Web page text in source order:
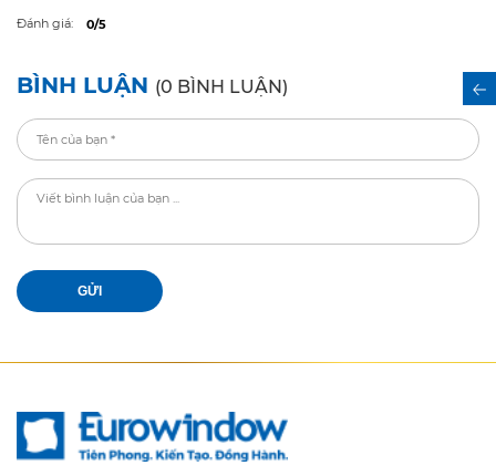
Đánh giá: 0/5
BÌNH LUẬN (0 BÌNH LUẬN)
GỬI